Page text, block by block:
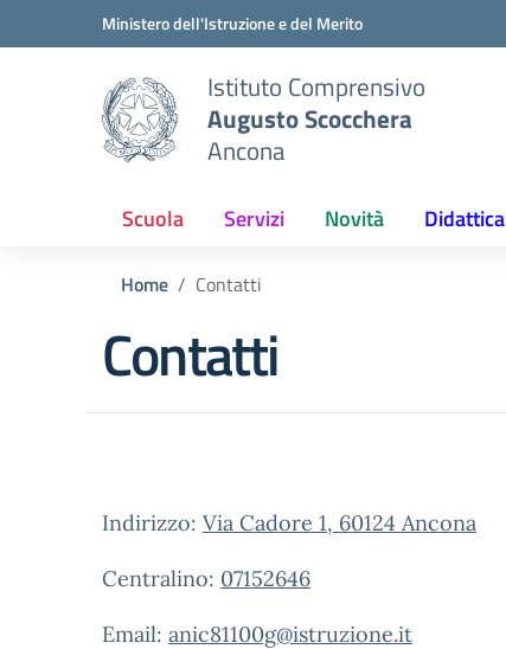
Vai ai contenuti
Vai al menu di navigazioneMinistero dell'Istruzione e del Merito
Istituto Comprensivo
Augusto Scocchera
Ancona
Scuola Servizi Novità Didattica
Home Contatti
Contatti
Indirizzo: Via Cadore 1, 60124 Ancona
Centralino: 07152646
Email: anic81100g@istruzione.it